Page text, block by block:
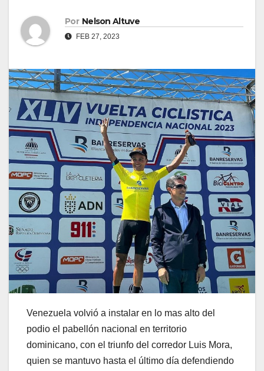
Por Nelson Altuve
FEB 27, 2023
Venezuela volvió a instalar en lo mas alto del
podio el pabellón nacional en territorio
dominicano, con el triunfo del corredor Luis Mora,
quien se mantuvo hasta el último día defendiendo